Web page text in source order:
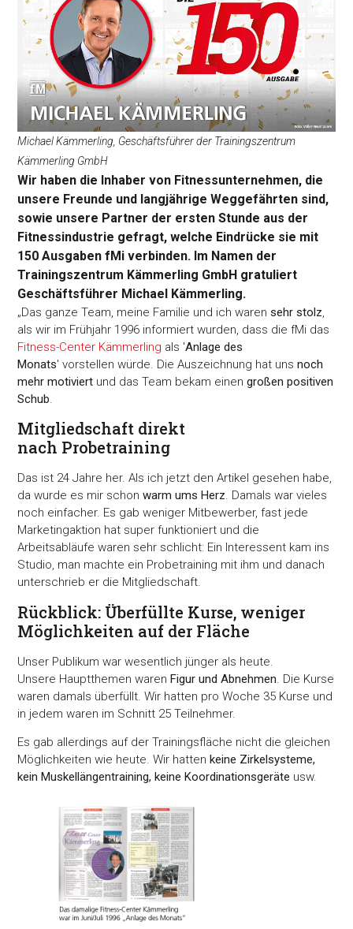
Michael Kämmerling, Geschäftsführer der Trainingszentrum
Kämmerling GmbH
Wir haben die Inhaber von Fitnessunternehmen, die
unsere Freunde und langjährige Weggefährten sind,
sowie unsere Partner der ersten Stunde aus der
Fitnessindustrie gefragt, welche Eindrücke sie mit
150 Ausgaben fMi verbinden. Im Namen der
Trainingszentrum Kämmerling GmbH gratuliert
Geschäftsführer Michael Kämmerling.
„Das ganze Team, meine Familie und ich warensehr stolz,
als wir im Frühjahr 1996 informiert wurden, dass die fMi das
Fitness-Center Kämmerling als 'Anlage des
Monats' vorstellen würde. Die Auszeichnung hat unsnoch
mehr motiviert und das Team bekam einengroßen positiven
Schub.
Mitgliedschaft direkt
nach Probetraining
Das ist 24 Jahre her. Als ich jetzt den Artikel gesehen habe,
da wurde es mir schonwarm ums Herz. Damals war vieles
noch einfacher. Es gab weniger Mitbewerber, fast jede
Marketingaktion hat super funktioniert und die
Arbeitsabläufe waren sehr schlicht: Ein Interessent kam ins
Studio, man machte ein Probetraining mit ihm und danach
unterschrieb er die Mitgliedschaft.
Rückblick: Überfüllte Kurse, weniger
Möglichkeiten auf der Fläche
Unser Publikum war wesentlich jünger als heute.
Unsere Hauptthemen warenFigur und Abnehmen . Die Kurse
waren damals überfüllt. Wir hatten pro Woche 35 Kurse und
in jedem waren im Schnitt 25 Teilnehmer.
Es gab allerdings auf der Trainingsfläche nicht die gleichen
Möglichkeiten wie heute. Wir hattenkeine Zirkelsysteme,
kein Muskellängentraining, keine Koordinationsgeräte usw.